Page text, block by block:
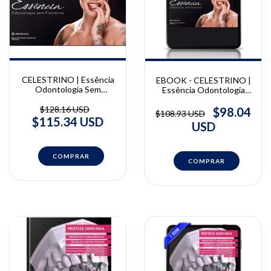
CELESTRINO | Essência
Odontologia Sem
Celestrino
$128.16 USD
$115.34 USD
EBOOK - CELESTRINO |
Essência Odontologia
Celestrino
$108.93 USD
$98.04
USD